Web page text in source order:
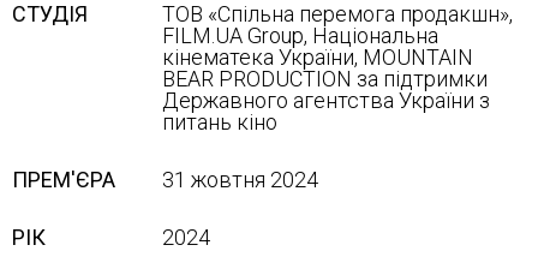
СТУДІЯ
ТОВ «Спільна перемога продакшн»,
FILM.UA Group, Національна
кінематека України, MOUNTAIN
BEAR PRODUCTION за підтримки
Державного агентства України з
питань кіно
ПРЕМ'ЄРА 31 жовтня 2024
РІК 2024